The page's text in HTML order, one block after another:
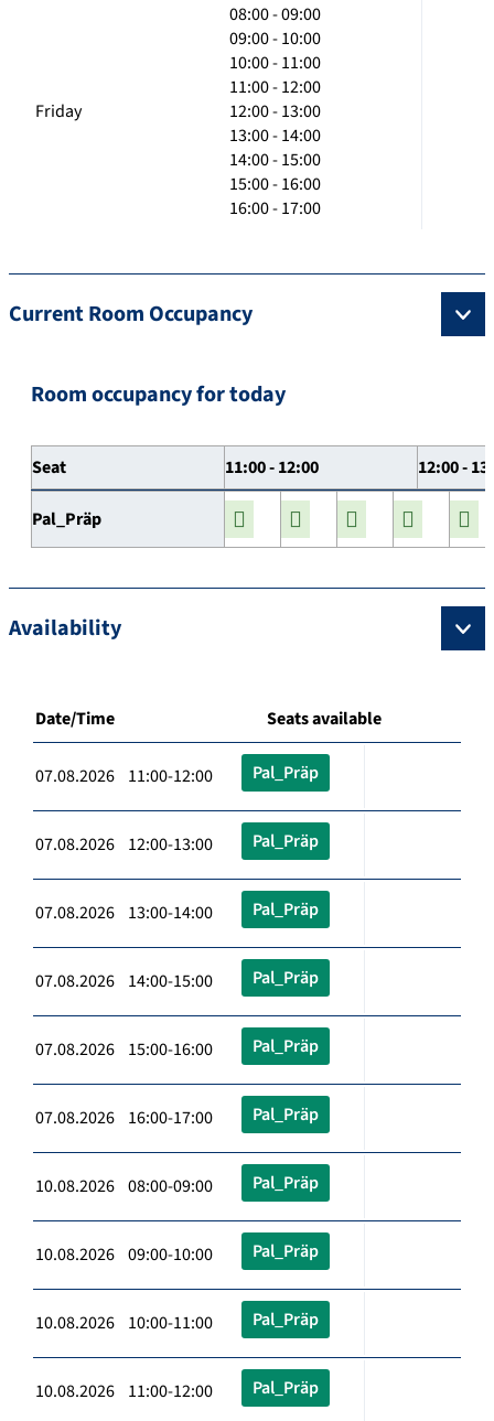
Friday
08:00 - 09:00
09:00 - 10:00
10:00 - 11:00
11:00 - 12:00
12:00 - 13:00
13:00 - 14:00
14:00 - 15:00
15:00 - 16:00
16:00 - 17:00
Current Room Occupancy
Room occupancy for today
Seat 11:00 - 12:00 12:00 -
Pal_Präp
Availability
Date/Time Seats available
07.08.2026 11:00-12:00 Pal_Präp
07.08.2026 12:00-13:00 Pal_Präp
07.08.2026 13:00-14:00 Pal_Präp
07.08.2026 14:00-15:00 Pal_Präp
07.08.2026 15:00-16:00 Pal_Präp
07.08.2026 16:00-17:00 Pal_Präp
10.08.2026 08:00-09:00 Pal_Präp
10.08.2026 09:00-10:00 Pal_Präp
10.08.2026 10:00-11:00 Pal_Präp
10.08.2026 11:00-12:00 Pal_Präp